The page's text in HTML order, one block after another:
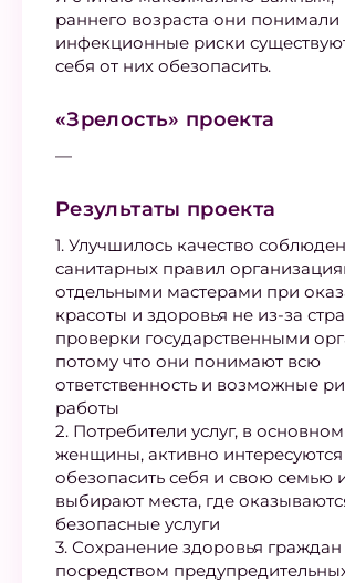
раннего возраста они понимали
инфекционные риски
себя от них обезопасить.
«Зрелость» проекта
—
Результаты проекта
1. Улучшилось качество
санитарных правил
отдельными мастерами при
красоты и здоровья не из-за
проверки государственными
потому что они понимают всю
ответственность и возможные
работы
2. Потребители услуг, в
женщины, активно интересуются
обезопасить себя и свою семью
выбирают места, где
безопасные услуги
3. Сохранение здоровья граждан
посредством